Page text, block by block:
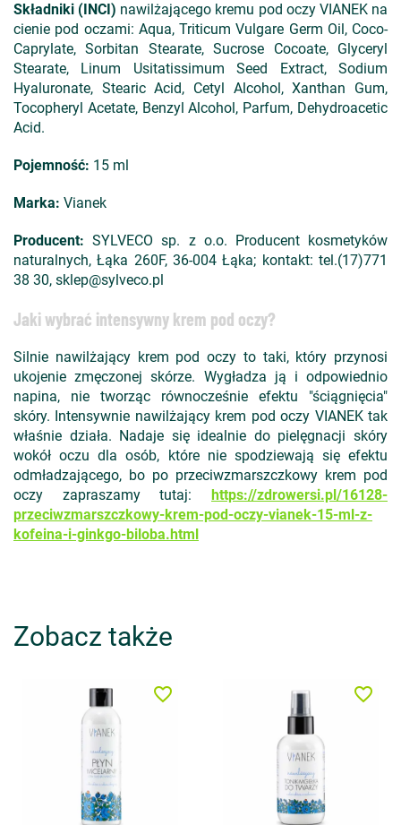
Składniki (INCI) nawilżającego kremu pod oczy VIANEK na
cienie pod oczami: Aqua, Triticum Vulgare Germ Oil, Coco-
Caprylate, Sorbitan Stearate, Sucrose Cocoate, Glyceryl
Stearate, Linum Usitatissimum Seed Extract, Sodium
Hyaluronate, Stearic Acid, Cetyl Alcohol, Xanthan Gum,
Tocopheryl Acetate, Benzyl Alcohol, Parfum, Dehydroacetic
Acid.
Pojemność: 15 ml
Marka: Vianek
Producent: SYLVECO sp. z o.o. Producent kosmetyków
naturalnych, Łąka 260F, 36-004 Łąka; kontakt: tel.(17)771
38 30, sklep@sylveco.pl
Jaki wybrać intensywny krem pod oczy?
Silnie nawilżający krem pod oczy to taki, który przynosi
ukojenie zmęczonej skórze. Wygładza ją i odpowiednio
napina, nie tworząc równocześnie efektu "ściągnięcia"
skóry. Intensywnie nawilżający krem pod oczy VIANEK tak
właśnie działa. Nadaje się idealnie do pielęgnacji skóry
wokół oczu dla osób, które nie spodziewają się efektu
odmładzającego, bo po przeciwzmarszczkowy krem pod
oczy zapraszamy tutaj: https://zdrowersi.pl/16128-
przeciwzmarszczkowy-krem-pod-oczy-vianek-15-ml-z-
kofeina-i-ginkgo-biloba.html
Zobacz także
favorite_border favorite_border